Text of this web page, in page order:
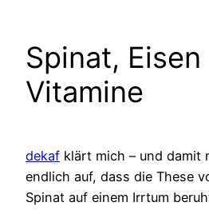
Spinat, Eisen
Vitamine
dekaf klärt mich – und damit
endlich auf, dass die These
Spinat auf einem Irrtum